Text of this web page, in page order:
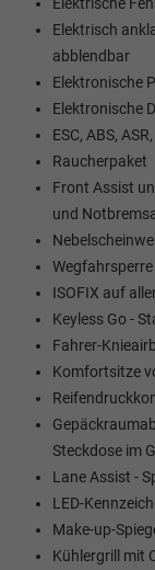
Elektrisch
abblendbar
Elektronische
Elektronische
ESC, ABS,
Raucherpaket
Front Assist
und
Wegfahrsperre
ISOFIX auf
Keyless Go -
Fahrer-
Komfortsitze
Steckdose im
Lane Assist -
LED-
Make-up-
Kühlergrill mit